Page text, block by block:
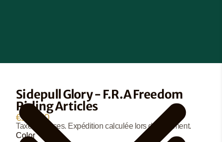
Sidepull Glory - F.R.A Freedom
Riding Articles
€189,50
Taxes incluses. Expédition calculée lors du paiement.
Color